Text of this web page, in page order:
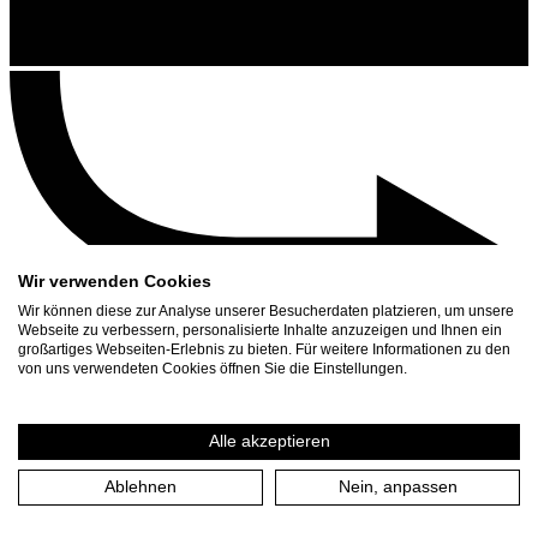
Contact
Press Download
Wir verwenden Cookies
Wir können diese zur Analyse unserer Besucherdaten platzieren, um unsere
Webseite zu verbessern, personalisierte Inhalte anzuzeigen und Ihnen ein
großartiges Webseiten-Erlebnis zu bieten. Für weitere Informationen zu den
von uns verwendeten Cookies öffnen Sie die Einstellungen.
Alle akzeptieren
Ablehnen Nein, anpassen